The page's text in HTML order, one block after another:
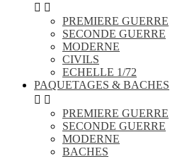
 
PREMIERE GUERRE
SECONDE GUERRE
MODERNE
CIVILS
ECHELLE 1/72
PAQUETAGES & BACHES
 
PREMIERE GUERRE
SECONDE GUERRE
MODERNE
BACHES